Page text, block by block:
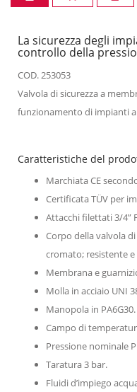
La sicurezza degli
controllo della
COD. 253053
Valvola di sicurezza a
funzionamento di impianti
Caratteristiche del
Marchiata CE
Certificata TÜV per
Attacchi filettati 3/4”
Corpo della valvola
cromato; resistente
Membrana e
Molla in acciaio UNI
Manopola in PA6G30.
Campo di
Pressione nominale
Taratura 3 bar.
Fluidi d’impiego